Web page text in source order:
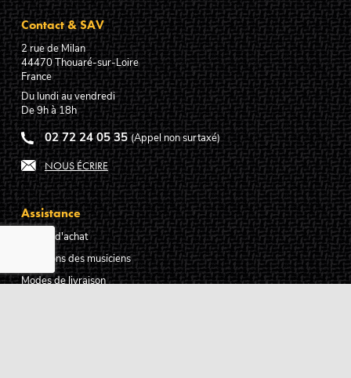
Contact & SAV
2 rue de Milan
44470Thouaré-sur-Loire
France
Du lundi au vendredi
De 9h à 18h
02 72 24 05 35 (Appel non surtaxé)
NOUS ÉCRIRE
Assistance
Guides d'achat
Questions des musiciens
Modes de livraison